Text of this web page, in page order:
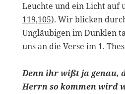
Leuchte und ein Licht auf
119,105). Wir blicken
Ungläubigen im Dunklen
uns an die Verse im 1.
Denn ihr wißt ja genau,
Herrn so kommen wird